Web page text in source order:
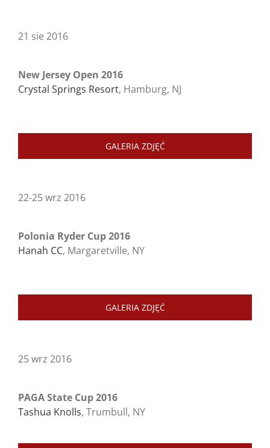
21 sie 2016
New Jersey Open 2016
Crystal Springs Resort, Hamburg, NJ
GALERIA ZDJĘĆ
22-25 wrz 2016
Polonia Ryder Cup 2016
Hanah CC, Margaretville, NY
GALERIA ZDJĘĆ
25 wrz 2016
PAGA State Cup 2016
Tashua Knolls, Trumbull, NY